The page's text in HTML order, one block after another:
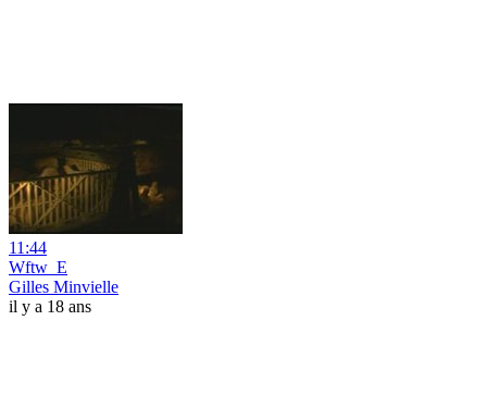
11:44
Wftw_E
Gilles Minvielle
il y a 18 ans